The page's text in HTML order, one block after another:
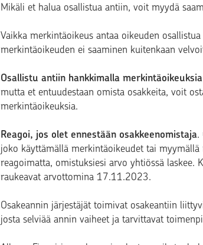
Mikäli et halua osallistua antiin, voit myydä
Vaikka merkintäoikeus antaa oikeuden
merkintäoikeuden ei saaminen kuitenkaan
Osallistu antiin hankkimalla
mutta et entuudestaan omista osakkeita, voit
merkintäoikeuksia.
Reagoi, jos olet ennestään osakkeenomistaja.
joko käyttämällä merkintäoikeudet tai
reagoimatta, omistuksiesi arvo yhtiössä
raukeavat arvottomina 17.11.2023.
Osakeannin järjestäjät toimivat osakeantiin
josta selviää annin vaiheet ja tarvittavat